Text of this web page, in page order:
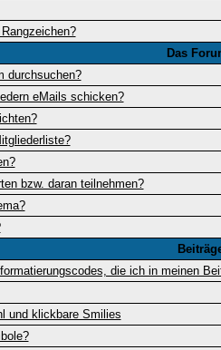
Das
durchsuchen?
eMails schicken?
bzw. daran teilnehmen?
die ich in meinen
und klickbare Smilies